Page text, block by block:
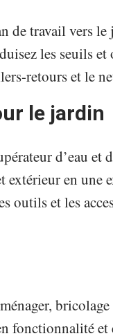
de travail vers
les seuils
retours et le
le jardin
d’eau et
en une
outils et les
fonctionnalité